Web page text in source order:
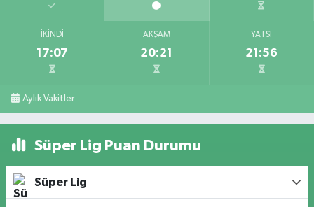
İKINDI
17:07
AKŞAM
20:21
YATSI
21:56
Aylık Vakitler
Süper Lig Puan Durumu
Süper Lig